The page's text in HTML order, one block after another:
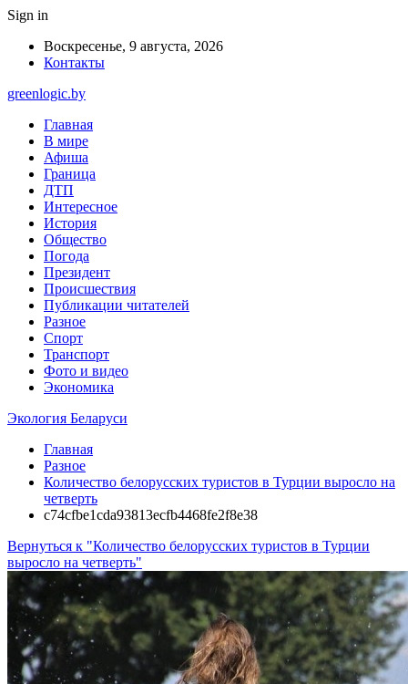
Sign in
Воскресенье, 9 августа, 2026
Контакты
greenlogic.by
Главная
В мире
Афиша
Граница
ДТП
Интересное
История
Общество
Погода
Президент
Происшествия
Публикации читателей
Разное
Спорт
Транспорт
Фото и видео
Экономика
Экология Беларуси
Главная
Разное
Количество белорусских туристов в Турции выросло на
четверть
c74cfbe1cda93813ecfb4468fe2f8e38
Вернуться к "Количество белорусских туристов в Турции
выросло на четверть"